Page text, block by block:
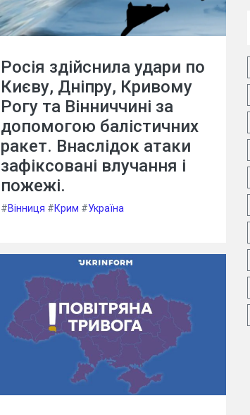
Росія здійснила удари по
Києву, Дніпру, Кривому
Рогу та Вінниччині за
допомогою балістичних
ракет. Внаслідок атаки
зафіксовані влучання і
пожежі.
#Вінниця #Крим #Україна